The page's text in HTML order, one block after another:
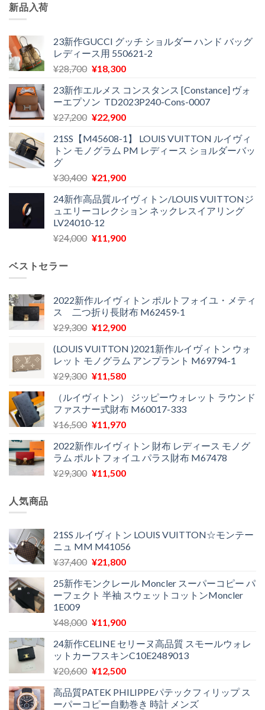
新品入荷
23新作GUCCI グッチ ショルダー ハンド バッグ
レディース用 550621-2
¥28,700 元
価
格
は
で
し
¥18,300現
の
価
格
¥18,300
で
23新作エルメス コンスタンス [Constance] ヴォ
ーエプソン TD2023P240-Cons-0007
¥27,200 元
価
格
¥27,200
し
た。
¥22,900現
の
価
は
で
す。
21SS【M45608-1】 LOUIS VUITTON ルイヴィ
トン モノグラム PM レディース ショルダーバッ
グ
¥30,400 元
価
格
は
¥30,400
¥21,900現
の
価
は
24新作高品質ルイヴィトン/LOUIS VUITTONジ
ュエリーコレクション ネックレスイアリング
LV24010-12
¥24,000 元
¥24,000
で
し
¥11,900現
は
¥11,900
で
ベストセラー
2022新作ルイヴィトン ポルトフォイユ・メティ
ス 二つ折り長財布 M62459-1
¥29,300 元
価
格
は
で
し
た。
¥12,900現
の
価
格
¥12,900
で
す。
(LOUIS VUITTON )2021新作ルイヴィトン ウォ
レット モノグラム アンプラント M69794-1
¥29,300 元
価
格
は
で
し
た。
¥11,580現
の
価
格
¥11,580
で
す。
（ルイヴィトン） ジッピーウォレット ラウンド
ファスナー式財布 M60017-333
¥16,500 元
価
格
は
¥11,970現
の
価
格
2022新作ルイヴィトン 財布 レディース モノグ
ラム ポルトフォイユ パラス財布 M67478
¥29,300 元
¥29,300
で
し
¥11,500現
は
¥11,500
で
人気商品
21SS ルイヴィトン LOUIS VUITTON☆モンテー
ニュ MM M41056
¥37,400 元
価
格
¥37,400
し
た。
¥21,800現
の
価
は
で
す。
25新作モンクレール Moncler スーパーコピー パ
ーフェクト 半袖 スウェットコットンMoncler
1E009
¥48,000 元
価
格
は
で
¥11,900現
の
価
格
¥11,900
24新作CELINE セリーヌ高品質 スモールウォレ
ットカーフスキンC10E2489013
¥20,600 元
価
格
¥12,500現
の
価
高品質PATEK PHILIPPEパテックフィリップ ス
ーパーコピー自動巻き 時計 メンズ